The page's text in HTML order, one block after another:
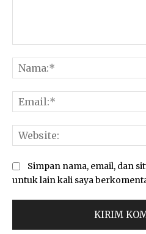
Simpan nama, email, dan
untuk lain kali saya